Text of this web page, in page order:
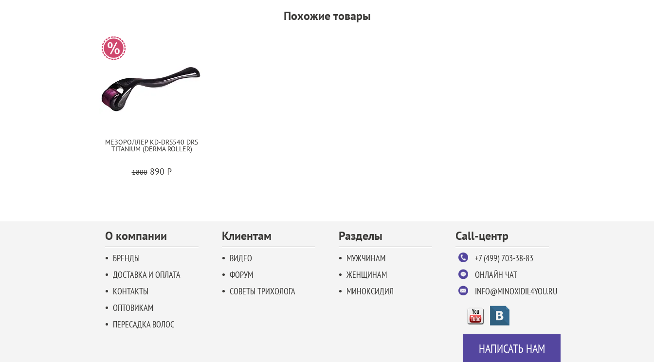
Похожие товары
МЕЗОРОЛЛЕР KD-DRS540 DRS
TITANIUM (DERMA ROLLER)
1800 890 ₽
О компании
БРЕНДЫ
ДОСТАВКА И ОПЛАТА
КОНТАКТЫ
ОПТОВИКАМ
ПЕРЕСАДКА ВОЛОС
Клиентам
ВИДЕО
ФОРУМ
СОВЕТЫ ТРИХОЛОГА
Разделы
МУЖЧИНАМ
ЖЕНЩИНАМ
МИНОКСИДИЛ
Call-центр
+7 (499) 703-38-83
ОНЛАЙН ЧАТ
INFO@MINOXIDIL4YOU.RU
НАПИСАТЬ НАМ